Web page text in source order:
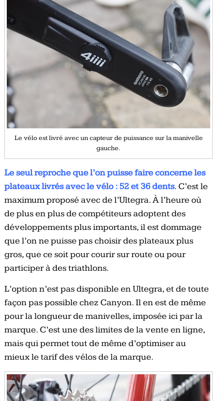
Le vélo est livré avec un capteur de puissance sur la manivelle
gauche.
Le seul reproche que l’on puisse faire concerne les
plateaux livrés avec le vélo : 52 et 36 dents. C’est le
maximum proposé avec de l’Ultegra. À l’heure où
de plus en plus de compétiteurs adoptent des
développements plus importants, il est dommage
que l’on ne puisse pas choisir des plateaux plus
gros, que ce soit pour courir sur route ou pour
participer à des triathlons.
L’option n’est pas disponible en Ultegra, et de toute
façon pas possible chez Canyon. Il en est de même
pour la longueur de manivelles, imposée ici par la
marque. C’est une des limites de la vente en ligne,
mais qui permet tout de même d’optimiser au
mieux le tarif des vélos de la marque.